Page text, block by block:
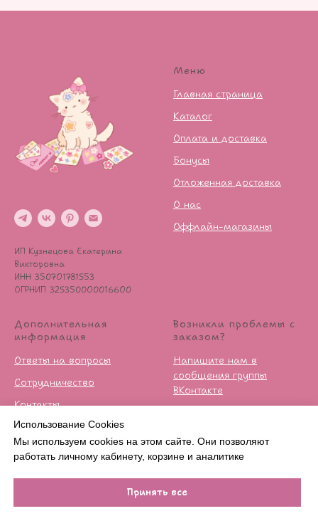
Использование Cookies
Мы используем cookies на этом сайте. Они позволяют
работать личному кабинету, корзине и аналитике
Принять все
ИП Кузнецова Екатерина
Викторовна
ИНН 350701781553
ОГРНИП 325350000016600
Меню
Главная страница
Каталог
Оплата и доставка
Бонусы
Отложенная доставка
О нас
Оффлайн-магазины
Дополнительная
информация
Ответы на вопросы
Сотрудничество
Контакты
Публичная оферта
Политика
конфиденцильности
Возникли проблемы с
заказом?
Напишите нам в
сообщения группы
ВКонтакте